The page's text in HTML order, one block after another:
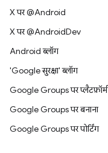
X पर @Android
X पर @AndroidDev
Android ब्लॉग
'Google सुरक्षा' ब्लॉग
Google Groups पर प्लैटफ़ॉर्म
Google Groups पर बनाना
Google Groups पर पोर्टिंग